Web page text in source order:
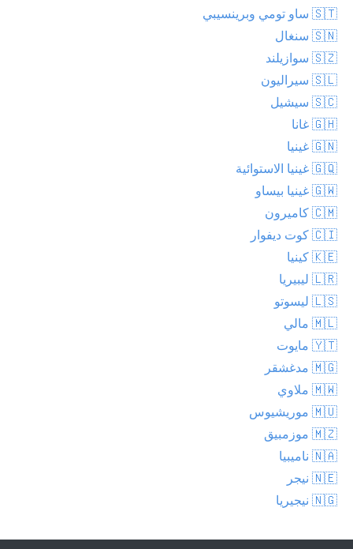
🇸🇹 ساو تومي وبرينسيبي
🇸🇳 سنغال
🇸🇿 سوازيلند
🇸🇱 سيراليون
🇸🇨 سيشيل
🇬🇭 غانا
🇬🇳 غينيا
🇬🇶 غينيا الاستوائية
🇬🇼 غينيا بيساو
🇨🇲 كاميرون
🇨🇮 كوت ديفوار
🇰🇪 كينيا
🇱🇷 ليبيريا
🇱🇸 ليسوتو
🇲🇱 مالي
🇾🇹 مايوت
🇲🇬 مدغشقر
🇲🇼 ملاوي
🇲🇺 موريشيوس
🇲🇿 موزمبيق
🇳🇦 ناميبيا
🇳🇪 نيجر
🇳🇬 نيجيريا